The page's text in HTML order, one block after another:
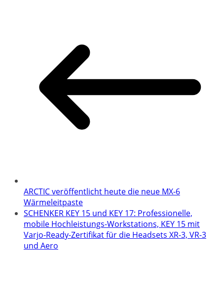
ARCTIC veröffentlicht heute die neue MX-6
Wärmeleitpaste
SCHENKER KEY 15 und KEY 17: Professionelle,
mobile Hochleistungs-Workstations, KEY 15 mit
Varjo-Ready-Zertifikat für die Headsets XR-3, VR-3
und Aero